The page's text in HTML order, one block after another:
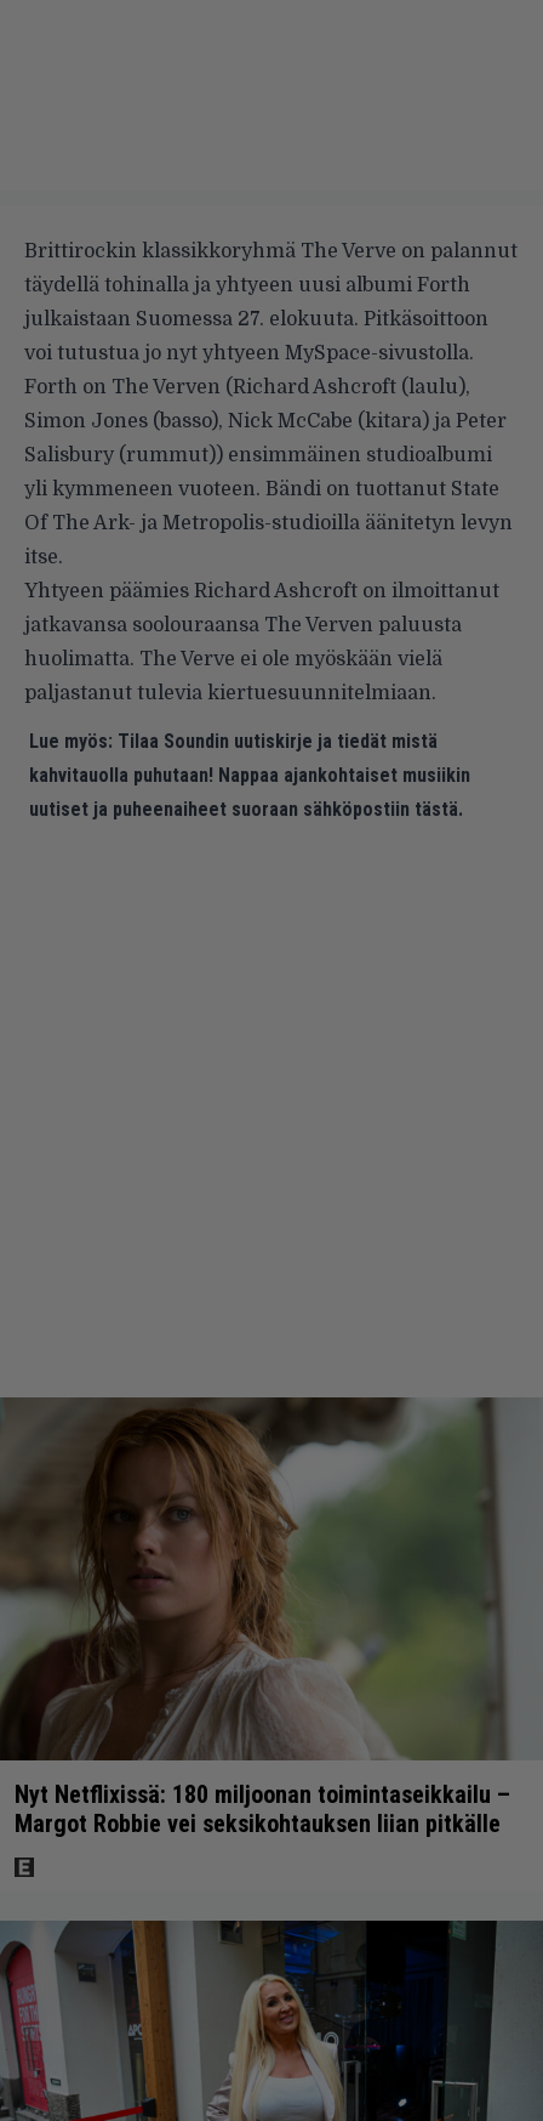
Brittirockin klassikkoryhmä The Verve on palannut
täydellä tohinalla ja yhtyeen uusi albumi Forth
julkaistaan Suomessa 27. elokuuta. Pitkäsoittoon
voi tutustua jo nyt yhtyeen MySpace-sivustolla.
Forth on The Verven (Richard Ashcroft (laulu),
Simon Jones (basso), Nick McCabe (kitara) ja Peter
Salisbury (rummut)) ensimmäinen studioalbumi
yli kymmeneen vuoteen. Bändi on tuottanut State
Of The Ark- ja Metropolis-studioilla äänitetyn levyn
itse.
Yhtyeen päämies Richard Ashcroft on ilmoittanut
jatkavansa soolouraansa The Verven paluusta
huolimatta. The Verve ei ole myöskään vielä
paljastanut tulevia kiertuesuunnitelmiaan.
Lue myös: Tilaa Soundin uutiskirje ja tiedät mistä
kahvitauolla puhutaan! Nappaa ajankohtaiset musiikin
uutiset ja puheenaiheet suoraan sähköpostiin tästä.
Nyt Netflixissä: 180 miljoonan toimintaseikkailu –
Margot Robbie vei seksikohtauksen liian pitkälle